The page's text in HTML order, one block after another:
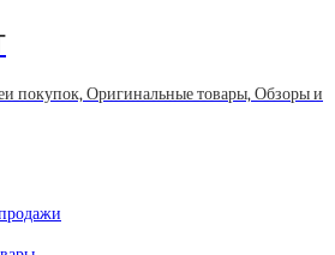
покупок, Оригинальные товары, Обзоры и